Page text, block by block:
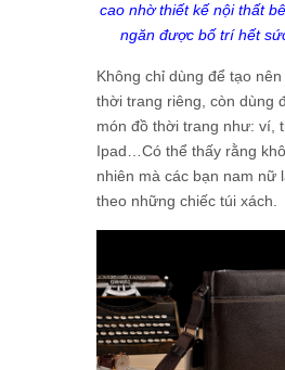
cao nhờ thiết kế nội thất
ngăn được bố trí hết
Không chỉ dùng để tạo
thời trang riêng, còn dùng
món đồ thời trang như: ví,
Ipad…Có thể thấy rằng
nhiên mà các bạn nam nữ
theo những chiếc túi xách.